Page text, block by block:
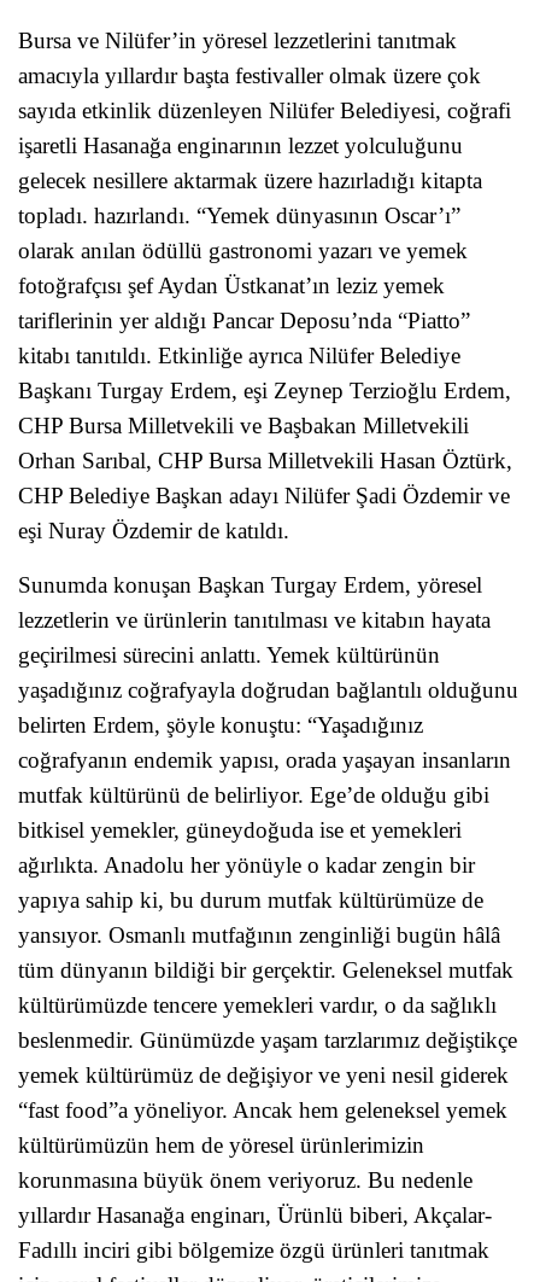
Bursa ve Nilüfer’in yöresel lezzetlerini tanıtmak
amacıyla yıllardır başta festivaller olmak üzere çok
sayıda etkinlik düzenleyen Nilüfer Belediyesi, coğrafi
işaretli Hasanağa enginarının lezzet yolculuğunu
gelecek nesillere aktarmak üzere hazırladığı kitapta
topladı. hazırlandı. “Yemek dünyasının Oscar’ı”
olarak anılan ödüllü gastronomi yazarı ve yemek
fotoğrafçısı şef Aydan Üstkanat’ın leziz yemek
tariflerinin yer aldığı Pancar Deposu’nda “Piatto”
kitabı tanıtıldı. Etkinliğe ayrıca Nilüfer Belediye
Başkanı Turgay Erdem, eşi Zeynep Terzioğlu Erdem,
CHP Bursa Milletvekili ve Başbakan Milletvekili
Orhan Sarıbal, CHP Bursa Milletvekili Hasan Öztürk,
CHP Belediye Başkan adayı Nilüfer Şadi Özdemir ve
eşi Nuray Özdemir de katıldı.
Sunumda konuşan Başkan Turgay Erdem, yöresel
lezzetlerin ve ürünlerin tanıtılması ve kitabın hayata
geçirilmesi sürecini anlattı. Yemek kültürünün
yaşadığınız coğrafyayla doğrudan bağlantılı olduğunu
belirten Erdem, şöyle konuştu: “Yaşadığınız
coğrafyanın endemik yapısı, orada yaşayan insanların
mutfak kültürünü de belirliyor. Ege’de olduğu gibi
bitkisel yemekler, güneydoğuda ise et yemekleri
ağırlıkta. Anadolu her yönüyle o kadar zengin bir
yapıya sahip ki, bu durum mutfak kültürümüze de
yansıyor. Osmanlı mutfağının zenginliği bugün hâlâ
tüm dünyanın bildiği bir gerçektir. Geleneksel mutfak
kültürümüzde tencere yemekleri vardır, o da sağlıklı
beslenmedir. Günümüzde yaşam tarzlarımız değiştikçe
yemek kültürümüz de değişiyor ve yeni nesil giderek
“fast food”a yöneliyor. Ancak hem geleneksel yemek
kültürümüzün hem de yöresel ürünlerimizin
korunmasına büyük önem veriyoruz. Bu nedenle
yıllardır Hasanağa enginarı, Ürünlü biberi, Akçalar-
Fadıllı inciri gibi bölgemize özgü ürünleri tanıtmak